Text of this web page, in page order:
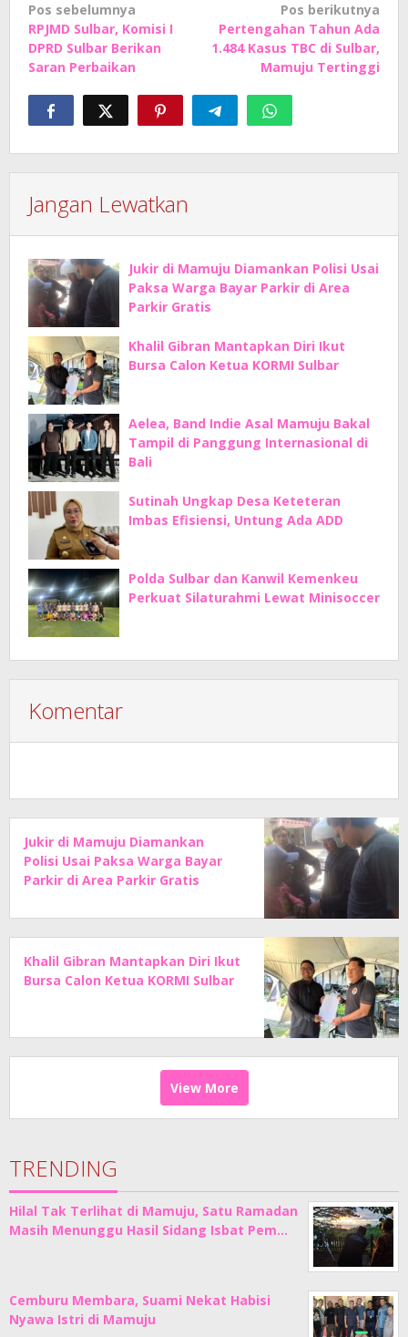
Navigasi
pos
Pos sebelumnya
RPJMD Sulbar, Komisi I
DPRD Sulbar Berikan
Saran Perbaikan
Pos berikutnya
Pertengahan Tahun Ada
1.484 Kasus TBC di Sulbar,
Mamuju Tertinggi
Jangan Lewatkan
Jukir di Mamuju Diamankan Polisi Usai
Paksa Warga Bayar Parkir di Area
Parkir Gratis
Khalil Gibran Mantapkan Diri Ikut
Bursa Calon Ketua KORMI Sulbar
Aelea, Band Indie Asal Mamuju Bakal
Tampil di Panggung Internasional di
Bali
Sutinah Ungkap Desa Keteteran
Imbas Efisiensi, Untung Ada ADD
Polda Sulbar dan Kanwil Kemenkeu
Perkuat Silaturahmi Lewat Minisoccer
Komentar
Jukir di Mamuju Diamankan
Polisi Usai Paksa Warga Bayar
Parkir di Area Parkir Gratis
Khalil Gibran Mantapkan Diri Ikut
Bursa Calon Ketua KORMI Sulbar
View More
TRENDING
Hilal Tak Terlihat di Mamuju, Satu Ramadan
Masih Menunggu Hasil Sidang Isbat Pem…
Cemburu Membara, Suami Nekat Habisi
Nyawa Istri di Mamuju